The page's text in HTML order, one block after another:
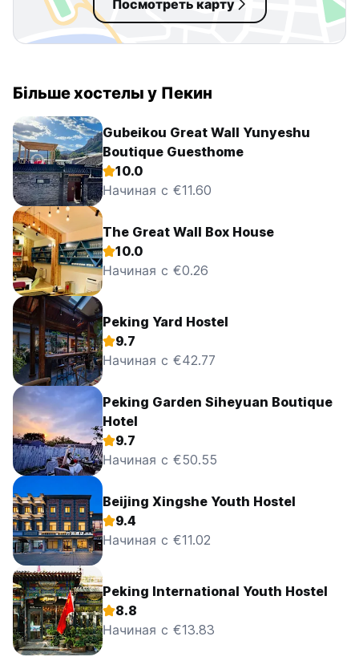
Посмотреть карту
Більше хостелы у Пекин
Gubeikou Great Wall Yunyeshu
Boutique Guesthome
10.0
Начиная с €11.60
The Great Wall Box House
10.0
Начиная с €0.26
Peking Yard Hostel
9.7
Начиная с €42.77
Peking Garden Siheyuan Boutique
Hotel
9.7
Начиная с €50.55
Beijing Xingshe Youth Hostel
9.4
Начиная с €11.02
Peking International Youth Hostel
8.8
Начиная с €13.83